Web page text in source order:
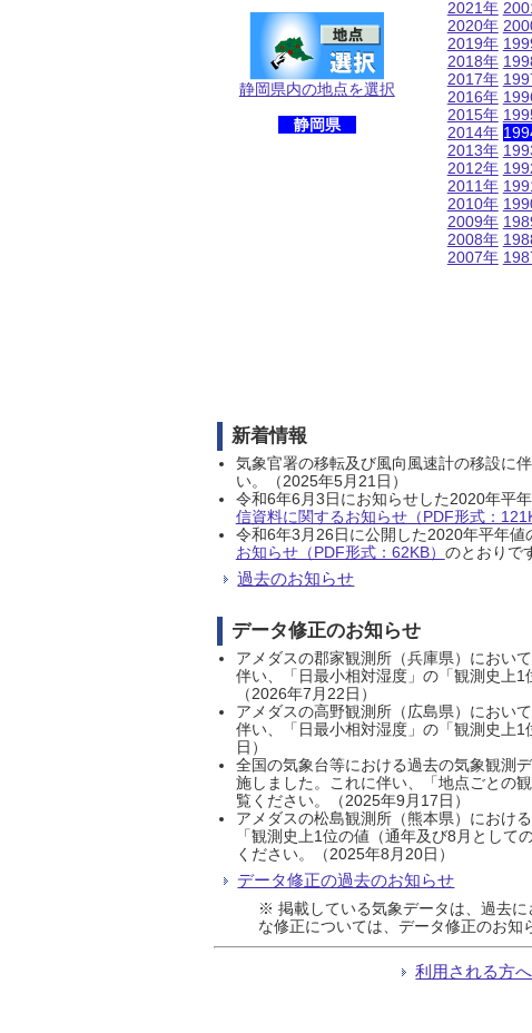
静岡県内の地点を選択
静岡県
2021年
2020年
2019年
2018年
2017年
2016年
2015年
2014年
2013年
2012年
2011年
2010年
2009年
2008年
2007年
新着情報
気象官署の移転及び風向風速計の移設に
い。（2025年5月21日）
令和6年6月3日にお知らせした2020年平
信資料に関するお知らせ（PDF形式：
令和6年3月26日に公開した2020年平年
お知らせ（PDF形式：62KB） のとおりで
過去のお知らせ
データ修正のお知らせ
アメダスの郡家観測所（兵庫県）におい
伴い、「日最小相対湿度」の「観測史上
（2026年7月22日）
アメダスの高野観測所（広島県）におい
伴い、「日最小相対湿度」の「観測史上
日）
全国の気象台等における過去の気象観測
施しました。これに伴い、「地点ごとの
覧ください。（2025年9月17日）
アメダスの松島観測所（熊本県）におけ
「観測史上1位の値（通年及び8月とし
ください。（2025年8月20日）
データ修正の過去のお知らせ
※ 掲載している気象データは、過去
な修正については、データ修正のお知
利用される方へ